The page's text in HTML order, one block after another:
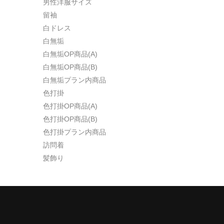
男性洋服サイズ
留袖
白ドレス
白無垢
白無垢OP商品(A)
白無垢OP商品(B)
白無垢プラン内商品
色打掛
色打掛OP商品(A)
色打掛OP商品(B)
色打掛プラン内商品
訪問着
髪飾り